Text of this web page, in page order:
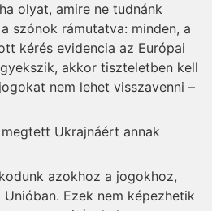
olyat, amire ne tudnánk
szónok rámutatva: minden, a
kérés evidencia az Európai
akkor tiszteletben kell
nem lehet visszavenni –
Ukrajnáért annak
azokhoz a jogokhoz,
Ezek nem képezhetik